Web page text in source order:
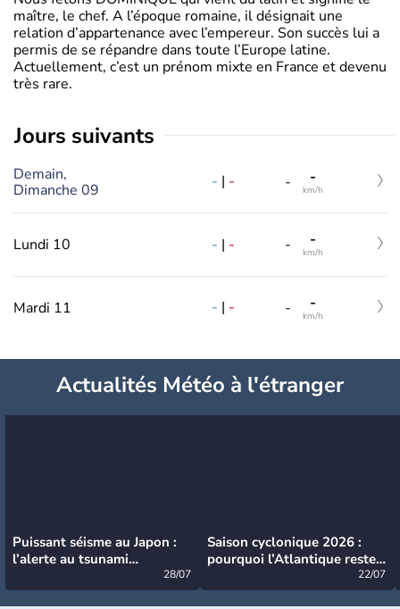
maître, le chef. A l’époque romaine, il désignait une
relation d’appartenance avec l’empereur. Son succès lui a
permis de se répandre dans toute l’Europe latine.
Actuellement, c’est un prénom mixte en France et devenu
très rare.
jours suivants
Demain,
Dimanche 09
- | - - -
km/h
Lundi 10 - | - - -
km/h
Mardi 11 - | - - -
km/h
Actualités Météo à l'étranger
Puissant séisme au Japon :
l’alerte au tsunami
28/07
Saison cyclonique 2026 :
pourquoi l’Atlantique reste
22/07